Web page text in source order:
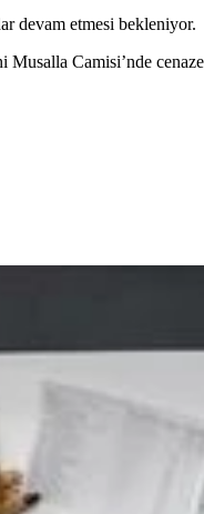
devam etmesi bekleniyor.
Camisi’nde cenaze